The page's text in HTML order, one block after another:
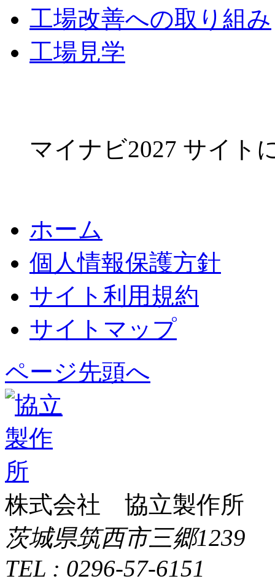
工場改善への取り組み
工場見学
マイナビ2027 サイト
ホーム
個人情報保護方針
サイト利用規約
サイトマップ
ページ先頭へ
株式会社 協立製作所
茨城県筑西市三郷1239
TEL : 0296-57-6151